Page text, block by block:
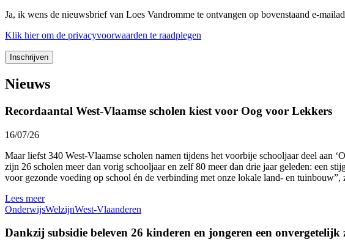
Ja, ik wens de nieuwsbrief van Loes Vandromme te ontvangen op bovenstaand e-
Klik hierom de privacyvoorwaarden te raadplegen
Nieuws
Recordaantal West-Vlaamse scholen kiest voor Oog voor Lekkers
16/07/26
Maar liefst 340 West-Vlaamse scholen namen tijdens het voorbije schooljaar deel aan
zijn 26 scholen meer dan vorig schooljaar en zelf 80 meer dan drie jaar geleden: een
voor gezonde voeding op school én de verbinding met onze lokale land- en
Lees meer
OnderwijsWelzijnWest-Vlaanderen
Dankzij subsidie beleven 26 kinderen en jongeren een onvergetelijk